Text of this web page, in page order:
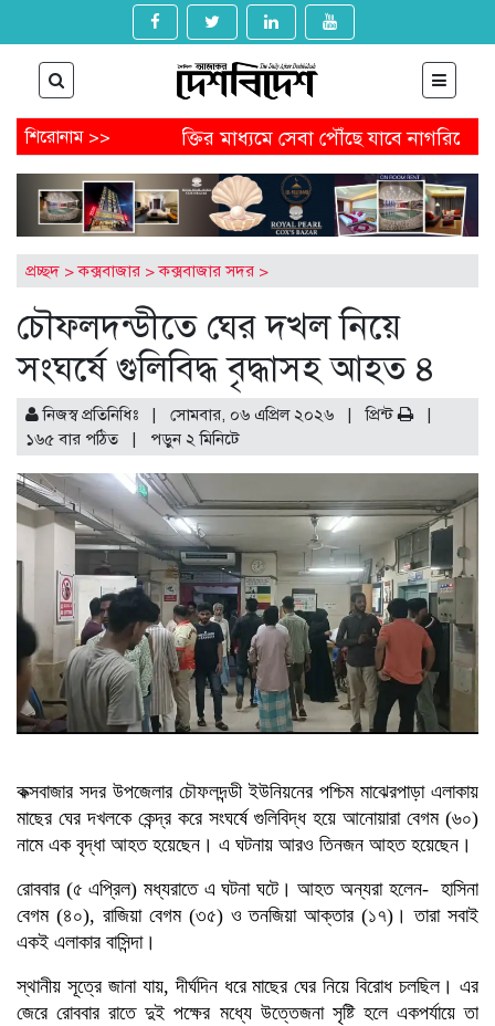
শিরোনাম >>প্রযুক্তির মাধ্যমে সেবা পৌঁছে যাবে নাগরিকের কাছে
আবেদন করবেন যেভাবে
অষ্টগ্রামে বিএনপির নির্বাচনি
থেকে অনাকাঙ্ক্ষিত পোস্ট
আগামীকাল থেকে ৯ মাসের জন্য
খুনের মামলায় জিয়াউল আহসানের বিচার শুরু
প্রচ্ছদ >কক্সবাজার >কক্সবাজার সদর >
চৌফলদন্ডীতে ঘের দখল নিয়ে
সংঘর্ষে গুলিবিদ্ধ বৃদ্ধাসহ আহত ৪
নিজস্ব প্রতিনিধিঃ | সোমবার, ০৬ এপ্রিল ২০২৬ |প্রিন্ট
১৬৫ বার পঠিত
| পড়ুন ২ মিনিটে
আহত অবস্থা সদর হাসপাতালে আনার পর ছবি
কক্সবাজার সদর উপজেলার চৌফলদন্ডী ইউনিয়নের পশ্চিম মাঝেরপাড়া এলাকায়
মাছের ঘের দখলকে কেন্দ্র করে সংঘর্ষে গুলিবিদ্ধ হয়ে আনোয়ারা বেগম (৬০)
নামে এক বৃদ্ধা আহত হয়েছেন। এ ঘটনায় আরও তিনজন আহত হয়েছেন।
রোববার (৫ এপ্রিল) মধ্যরাতে এ ঘটনা ঘটে। আহত অন্যরা হলেন- হাসিনা
বেগম (৪০), রাজিয়া বেগম (৩৫) ও তনজিয়া আক্তার (১৭)। তারা সবাই
একই এলাকার বাসিন্দা।
স্থানীয় সূত্রে জানা যায়, দীর্ঘদিন ধরে মাছের ঘের নিয়ে বিরোধ চলছিল। এর
জেরে রোববার রাতে দুই পক্ষের মধ্যে উত্তেজনা সৃষ্টি হলে একপর্যায়ে তা